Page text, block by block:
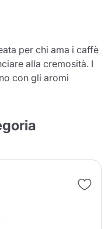
per chi ama i caffè
alla cremosità. I
con gli aromi